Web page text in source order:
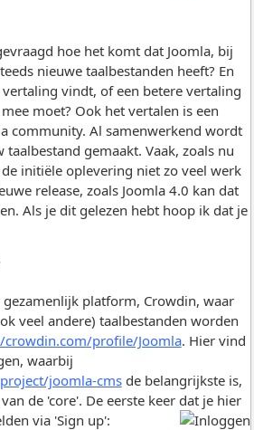
hoe het komt dat Joomla, bij
nieuwe taalbestanden heeft? En
vindt, of een betere vertaling
moet? Ook het vertalen is een
community. Al samenwerkend wordt
taalbestand gemaakt. Vaak, zoals nu
initiële oplevering niet zo veel werk
release, zoals Joomla 4.0 kan dat
Als je dit gelezen hebt hoop ik dat je
gezamenlijk platform, Crowdin, waar
veel andere) taalbestanden worden
crowdin.com/profile/Joomla. Hier vind
waarbij
joomla-cmsde belangrijkste is,
de 'core'. De eerste keer dat je hier
via 'Sign up':